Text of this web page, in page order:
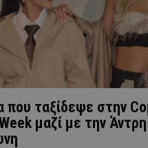
που ταξίδεψε στην
μαζί με την Άντρη